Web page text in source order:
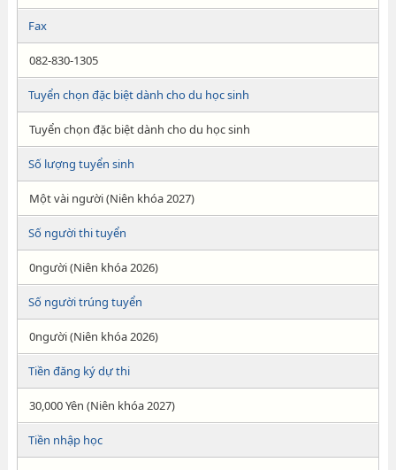
Fax
082-830-1305
Tuyển chọn đặc biệt dành cho du học sinh
Tuyển chọn đặc biệt dành cho du học sinh
Số lượng tuyển sinh
Một vài người (Niên khóa 2027)
Số người thi tuyển
0người (Niên khóa 2026)
Số người trúng tuyển
0người (Niên khóa 2026)
Tiền đăng ký dự thi
30,000 Yên (Niên khóa 2027)
Tiền nhập học